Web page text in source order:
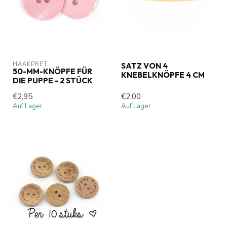
HAAKPRET
50-MM-KNÖPFE FÜR
DIE PUPPE - 2 STÜCK
€2,95
Auf Lager
SATZ VON 4
KNEBELKNÖPFE 4 CM
€2,00
Auf Lager